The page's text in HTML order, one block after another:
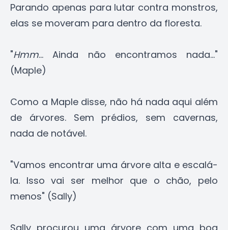
Parando apenas para lutar contra monstros,
elas se moveram para dentro da floresta.
"Hmm... Ainda não encontramos nada..."
(Maple)
Como a Maple disse, não há nada aqui além
de árvores. Sem prédios, sem cavernas,
nada de notável.
"Vamos encontrar uma árvore alta e escalá-
la. Isso vai ser melhor que o chão, pelo
menos" (Sally)